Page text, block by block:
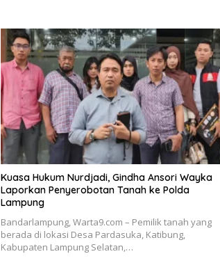
Kuasa Hukum Nurdjadi, Gindha Ansori Wayka
Laporkan Penyerobotan Tanah ke Polda
Lampung
Bandarlampung, Warta9.com – Pemilik tanah yang
berada di lokasi Desa Pardasuka, Katibung,
Kabupaten Lampung Selatan,…